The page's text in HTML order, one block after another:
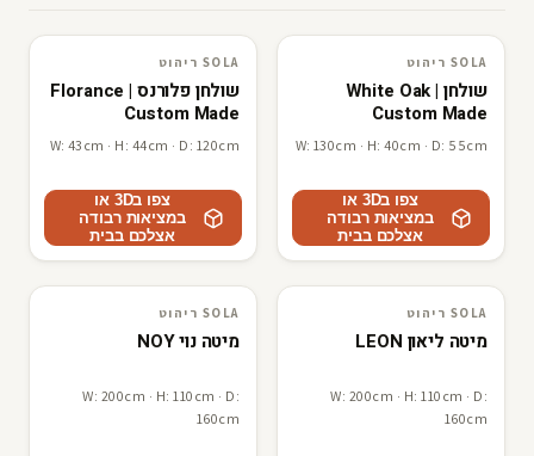
3D · AR
SOLA ריהוט
SOLA ריהוט
שולחן White Oak |
Custom Made
W: 130cm · H: 40cm · D: 55cm
צפו ב3D או
במציאות רבודה
אצלכם בבית
3D · AR
SOLA ריהוט
SOLA ריהוט
שולחן פלורנס Florance |
Custom Made
W: 43cm · H: 44cm · D: 120cm
צפו ב3D או
במציאות רבודה
אצלכם בבית
3D · AR
SOLA ריהוט
SOLA ריהוט
מיטה ליאון LEON
W: 200cm · H: 110cm · D:
160cm
3D · AR
SOLA ריהוט
SOLA ריהוט
מיטה נוי NOY
W: 200cm · H: 110cm · D:
160cm